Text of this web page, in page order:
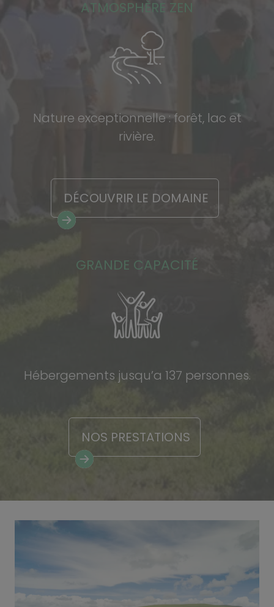
ATMOSPHÈRE ZEN
Nature exceptionnelle : forêt, lac et
rivière.
DÉCOUVRIR LE DOMAINE
GRANDE CAPACITÉ
Hébergements jusqu’a 137 personnes.
NOS PRESTATIONS